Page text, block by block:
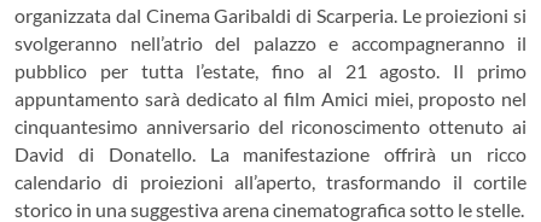
organizzata dal Cinema Garibaldi di Scarperia. Le proiezioni si
svolgeranno nell’atrio del palazzo e accompagneranno il
pubblico per tutta l’estate, fino al 21 agosto. Il primo
appuntamento sarà dedicato al film Amici miei, proposto nel
cinquantesimo anniversario del riconoscimento ottenuto ai
David di Donatello. La manifestazione offrirà un ricco
calendario di proiezioni all’aperto, trasformando il cortile
storico in una suggestiva arena cinematografica sotto le stelle.